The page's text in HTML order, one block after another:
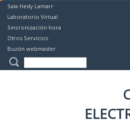
Sala Hedy Lamarr
Laboratorio Virtual
Sincronización hora
Otros Servicios
Buzón webmaster